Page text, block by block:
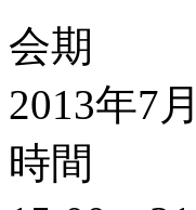
会期
2013年7
時間